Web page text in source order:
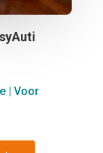
| Voor